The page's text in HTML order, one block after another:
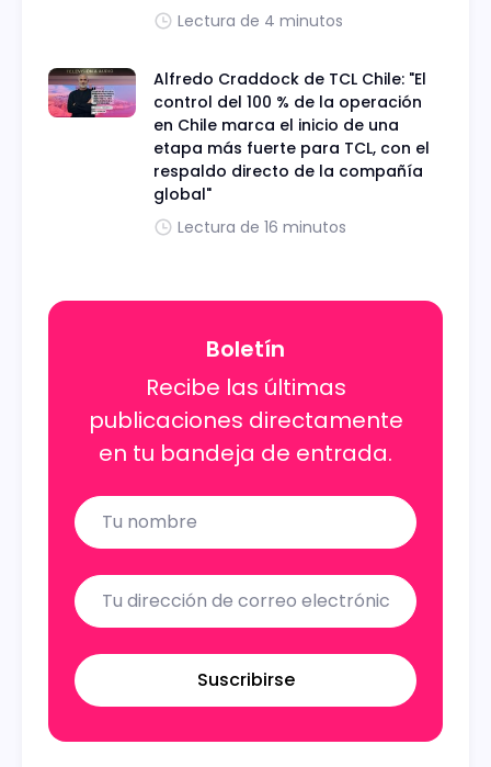
Lectura de 4 minutos
Alfredo Craddock de TCL Chile: "El
control del 100 % de la operación
en Chile marca el inicio de una
etapa más fuerte para TCL, con el
respaldo directo de la compañía
global"
Lectura de 16 minutos
Boletín
Recibe las últimas
publicaciones directamente
en tu bandeja de entrada.
Name
Email
Suscribirse